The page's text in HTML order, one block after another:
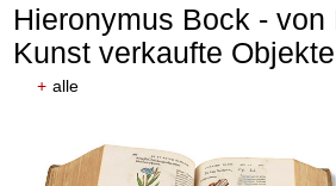
Hieronymus Bock - von
Kunst verkaufte Objekte
+ alle